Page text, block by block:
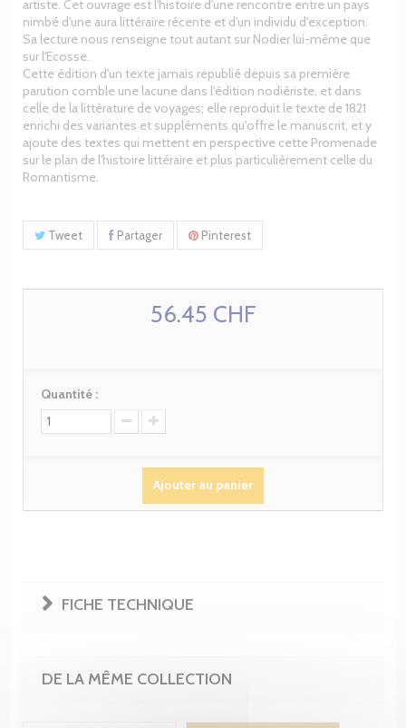
artiste. Cet ouvrage est l'histoire d'une rencontre entre un pays
nimbé d'une aura littéraire récente et d'un individu d'exception.
Sa lecture nous renseigne tout autant sur Nodier lui-même que
sur l'Ecosse.
Cette édition d'un texte jamais republié depuis sa première
parution comble une lacune dans l'édition nodiériste, et dans
celle de la littérature de voyages; elle reproduit le texte de 1821
enrichi des variantes et suppléments qu'offre le manuscrit, et y
ajoute des textes qui mettent en perspective cette Promenade
sur le plan de l'histoire littéraire et plus particulièrement celle du
Romantisme.
Tweet Partager Pinterest
56.45 CHF
Quantité :
Ajouter au panier
FICHE TECHNIQUE
DE LA MÊME COLLECTION